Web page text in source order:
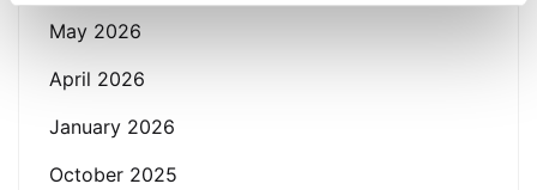
May 2026
April 2026
January 2026
October 2025